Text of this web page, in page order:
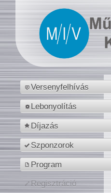
Versenyfelhívás
Lebonyolítás
Díjazás
Szponzorok
Program
Regisztráció